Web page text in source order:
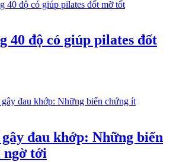
40 độ có giúp pilates đốt
đau khớp: Những biến
ngờ tới